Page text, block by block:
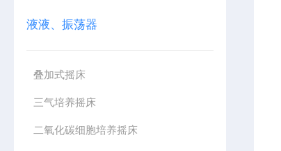
液液、振荡器
叠加式摇床
三气培养摇床
二氧化碳细胞培养摇床